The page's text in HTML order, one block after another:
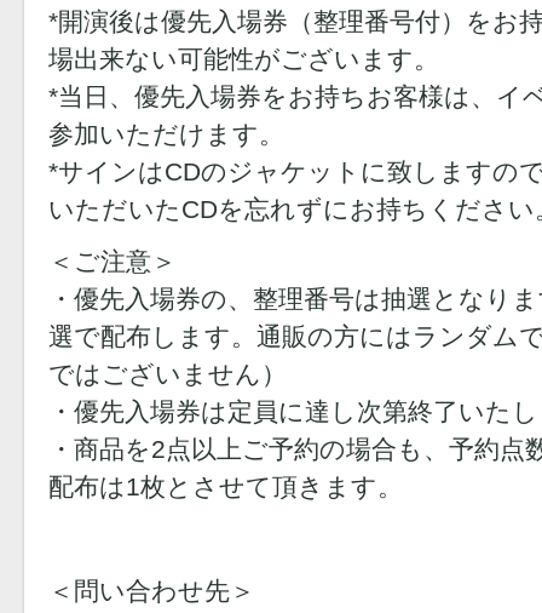
*開演後は優先入場券（整理番号付）をお
場出来ない可能性がございます。
*当日、優先入場券をお持ちお客様は、イ
参加いただけます。
*サインはCDのジャケットに致しますの
いただいたCDを忘れずにお持ちください
＜ご注意＞
・優先入場券の、整理番号は抽選となり
選で配布します。通販の方にはランダム
ではございません）
・優先入場券は定員に達し次第終了いた
・商品を2点以上ご予約の場合も、予約
配布は1枚とさせて頂きます。
＜問い合わせ先＞